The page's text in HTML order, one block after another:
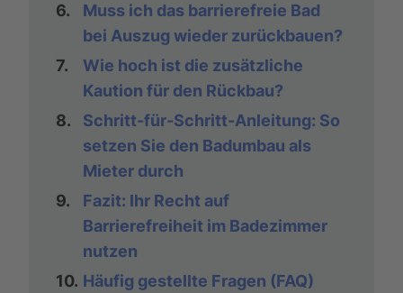
6.
Muss ich das barrierefreie Bad
bei Auszug wieder zurückbauen?
7.
Wie hoch ist die zusätzliche
Kaution für den Rückbau?
8.
Schritt-für-Schritt-Anleitung: So
setzen Sie den Badumbau als
Mieter durch
9.
Fazit: Ihr Recht auf
Barrierefreiheit im Badezimmer
nutzen
10. Häufig gestellte Fragen (FAQ)